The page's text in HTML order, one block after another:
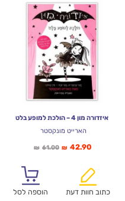
איזדורה מון 4 – הולכת למופע בלט
הארייט מונקסטר
₪ 61.00המחיר
₪61.00.
₪ 42.90
הוא:
כתוב חוות דעת
הוספה לסל